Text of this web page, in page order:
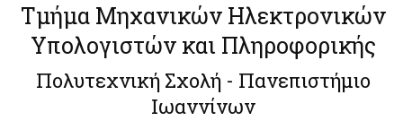
Τμήμα Μηχανικών Ηλεκτρονικών
Υπολογιστών και Πληροφορικής
Πολυτεχνική Σχολή - Πανεπιστήμιο
Ιωαννίνων